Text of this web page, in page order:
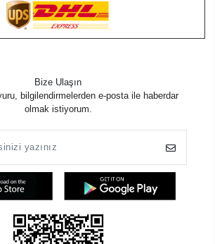
Bize Ulaşın
bilgilendirmelerden e-posta ile haberdar
olmak istiyorum.